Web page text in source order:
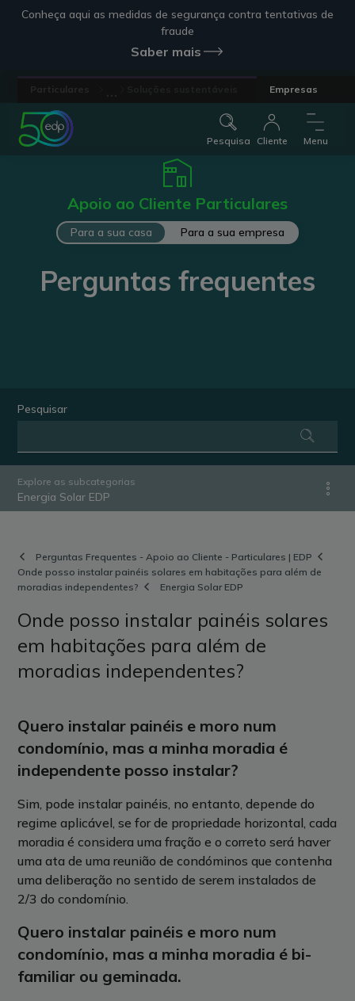
Conheça aqui as medidas de segurança contra tentativas de
fraude
Saber mais
Empresas
Pesquisa Cliente Menu
Apoio ao Cliente Particulares
Para a sua casa Para a sua empresa
Perguntas frequentes
Pesquisar
Explore as subcategorias
Energia Solar EDP
Perguntas Frequentes - Apoio ao Cliente - Particulares | EDP
Onde posso instalar painéis solares em habitações para além de
moradias independentes?
Energia Solar EDP
Onde posso instalar painéis solares
em habitações para além de
moradias independentes?
Quero instalar painéis e moro num
condomínio, mas a minha moradia é
independente posso instalar?
Sim, pode instalar painéis, no entanto, depende do
regime aplicável, se for de propriedade horizontal, cada
moradia é considera uma fração e o correto será haver
uma ata de uma reunião de condóminos que contenha
uma deliberação no sentido de serem instalados de
2/3 do condomínio.
Quero instalar painéis e moro num
condomínio, mas a minha moradia é bi-
familiar ou geminada.